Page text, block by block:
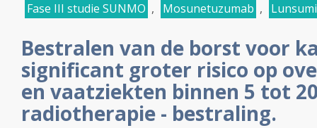
Fase III studie SUNMO , Mosunetuzumab ,
Bestralen van de borst voor
significant groter risico op
en vaatziekten binnen 5 tot
radiotherapie - bestraling.